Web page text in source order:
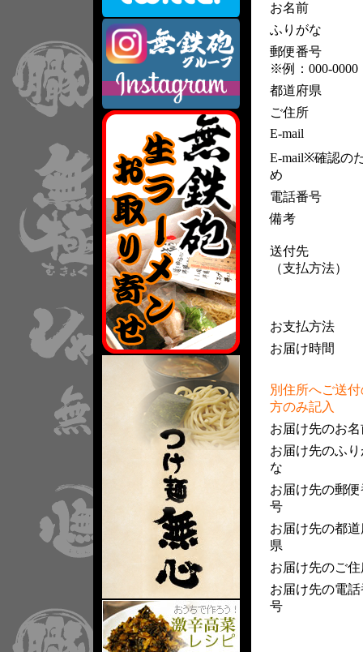
お名前
ふりがな
郵便番号
※例：000-0000
都道府県
ご住所
E-mail
E-mail※確認の
め
電話番号
備考
送付先
（支払方法）
お支払方法
お届け時間
別住所へご送
方のみ記入
お届け先のお名
お届け先のふり
な
お届け先の郵便
号
お届け先の都道
県
お届け先のご住
お届け先の電話
号